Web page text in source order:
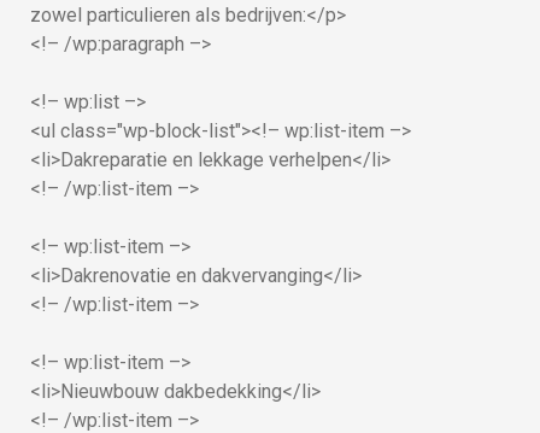
zowel particulieren als bedrijven:</p>
<!– /wp:paragraph –>
<!– wp:list –>
<ul class="wp-block-list"><!– wp:list-item –>
<li>Dakreparatie en lekkage verhelpen</li>
<!– /wp:list-item –>
<!– wp:list-item –>
<li>Dakrenovatie en dakvervanging</li>
<!– /wp:list-item –>
<!– wp:list-item –>
<li>Nieuwbouw dakbedekking</li>
<!– /wp:list-item –>